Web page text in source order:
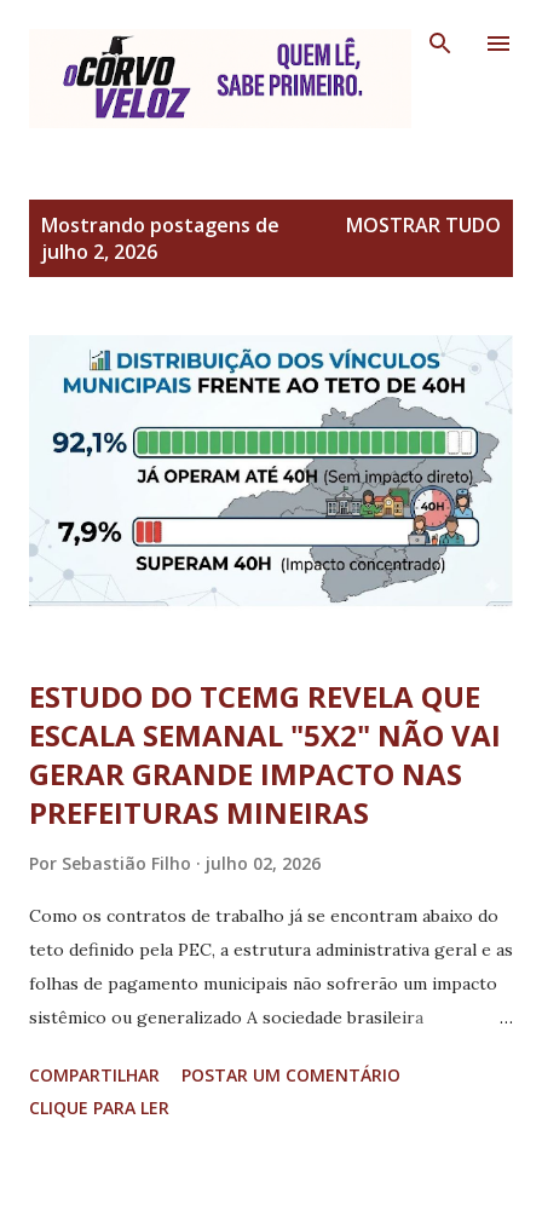
Mostrando postagens de
julho 2, 2026
MOSTRAR TUDO
ESTUDO DO TCEMG REVELA QUE
ESCALA SEMANAL "5X2" NÃO VAI
GERAR GRANDE IMPACTO NAS
PREFEITURAS MINEIRAS
Por Sebastião Filho julho 02, 2026
Como os contratos de trabalho já se encontram abaixo do
teto definido pela PEC, a estrutura administrativa geral e as
folhas de pagamento municipais não sofrerão um impacto
sistêmico ou generalizado A sociedade brasileira
Proposta de Emenda à Constituição (PEC) de redução da
jornada máxima de trabalho de 44 para 40 horas semanais,
COMPARTILHAR
POSTAR UM COMENTÁRIO
CLIQUE PARA LER